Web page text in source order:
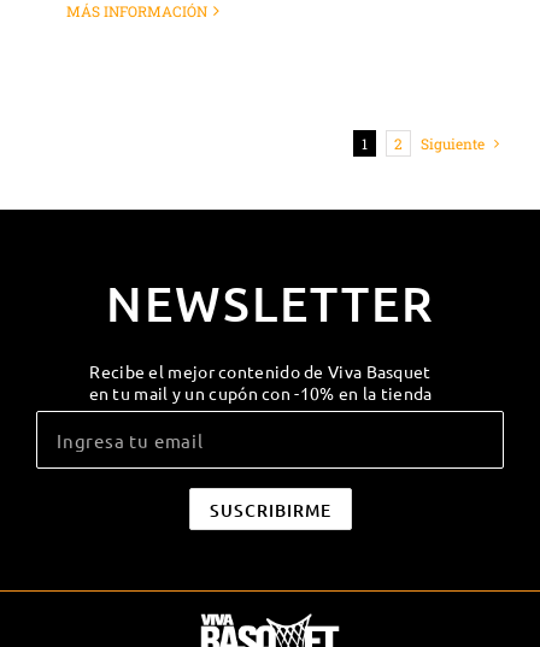
MÁS INFORMACIÓN
1 2 Siguiente
NEWSLETTER
Recibe el mejor contenido de Viva Basquet
en tu mail y un cupón con -10% en la tienda